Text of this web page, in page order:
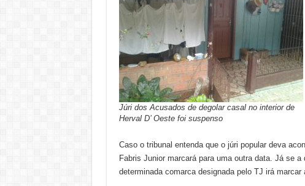
Júri dos Acusados de degolar casal no interior de
Herval D’ Oeste foi suspenso
Caso o tribunal entenda que o júri popular deva
Fabris Junior marcará para uma outra data. Já se
determinada comarca designada pelo TJ irá marcar